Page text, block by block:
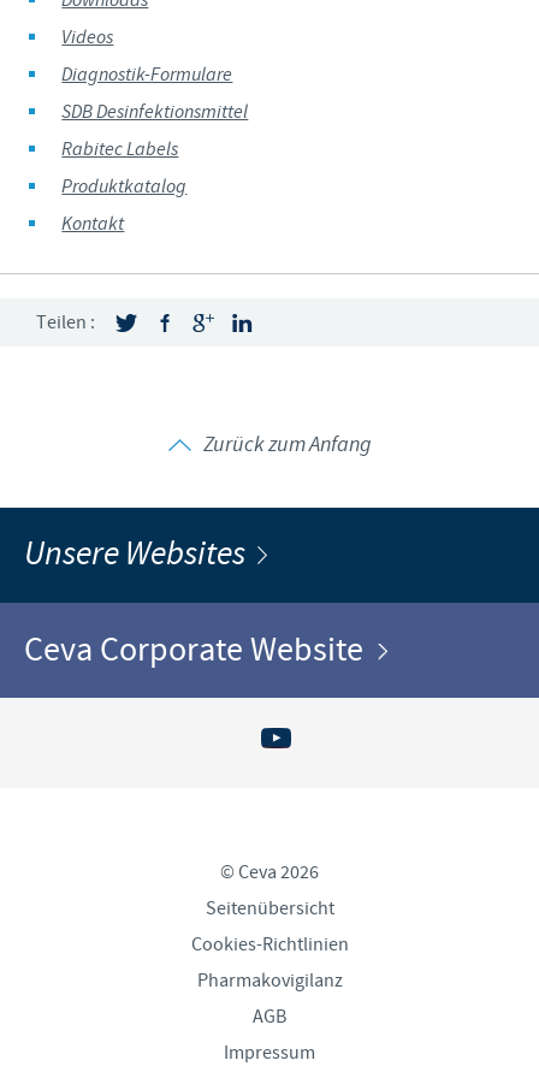
Videos
Diagnostik-Formulare
SDB Desinfektionsmittel
Rabitec Labels
Produktkatalog
Kontakt
Teilen :
Zurück zum Anfang
Unsere Websites
Ceva Corporate Website
© Ceva 2026
Seitenübersicht
Cookies-Richtlinien
Pharmakovigilanz
AGB
Impressum